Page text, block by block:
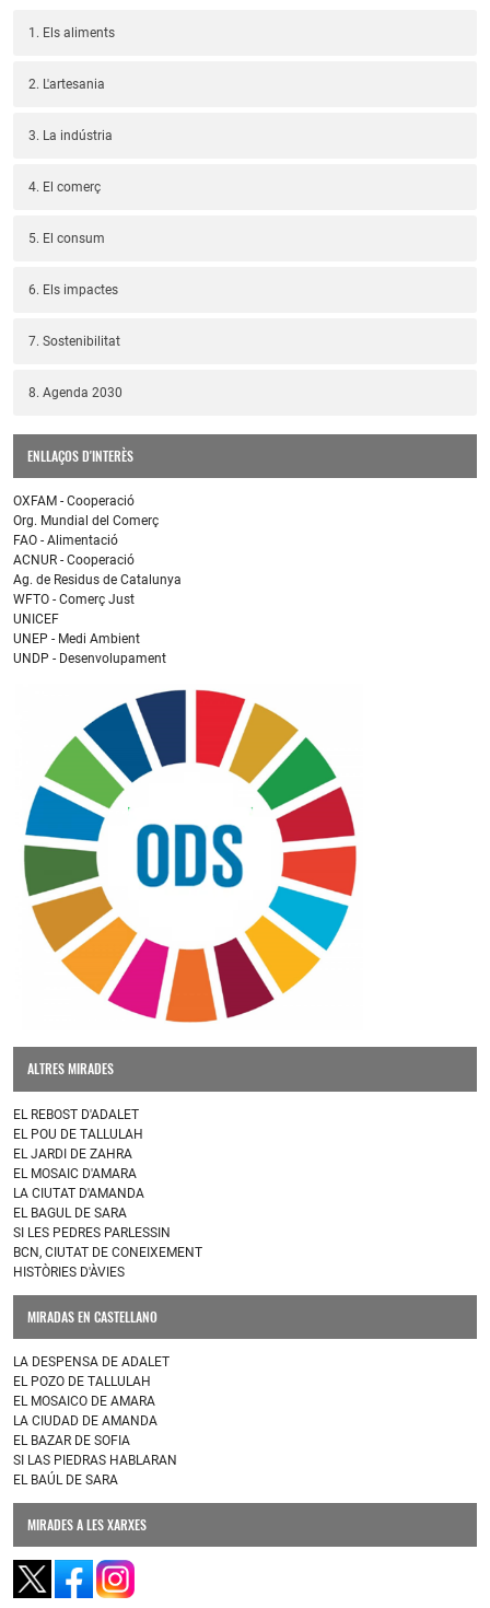
1. Els aliments
2. L'artesania
3. La indústria
4. El comerç
5. El consum
6. Els impactes
7. Sostenibilitat
8. Agenda 2030
ENLLAÇOS D'INTERÈS
OXFAM - Cooperació
Org. Mundial del Comerç
FAO - Alimentació
ACNUR - Cooperació
Ag. de Residus de Catalunya
WFTO - Comerç Just
UNICEF
UNEP - Medi Ambient
UNDP - Desenvolupament
ALTRES MIRADES
EL REBOST D'ADALET
EL POU DE TALLULAH
EL JARDI DE ZAHRA
EL MOSAIC D'AMARA
LA CIUTAT D'AMANDA
EL BAGUL DE SARA
SI LES PEDRES PARLESSIN
BCN, CIUTAT DE CONEIXEMENT
HISTÒRIES D'ÀVIES
MIRADAS EN CASTELLANO
LA DESPENSA DE ADALET
EL POZO DE TALLULAH
EL MOSAICO DE AMARA
LA CIUDAD DE AMANDA
EL BAZAR DE SOFIA
SI LAS PIEDRAS HABLARAN
EL BAÚL DE SARA
MIRADES A LES XARXES